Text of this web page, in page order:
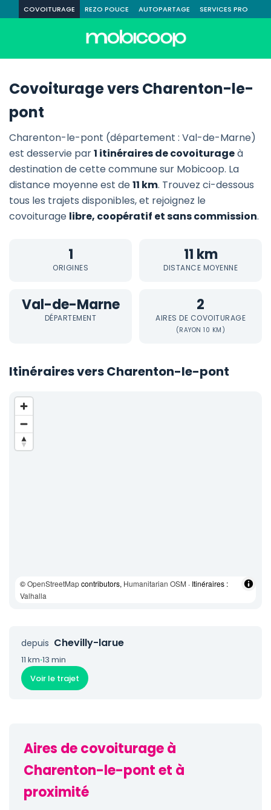
COVOITURAGE REZO POUCE AUTOPARTAGE SERVICES PRO
Covoiturage vers Charenton-le-
pont
Charenton-le-pont (département : Val-de-Marne)
est desservie par1 itinéraires de covoiturageà
destination de cette commune sur Mobicoop. La
distance moyenne est de11 km. Trouvez ci-dessous
tous les trajets disponibles, et rejoignez le
covoiturage libre, coopératif et sans commission.
1
ORIGINES
11 km
DISTANCE MOYENNE
Val-de-Marne
DÉPARTEMENT
2
AIRES DE COVOITURAGE
(RAYON 10 KM)
Itinéraires vers Charenton-le-pont
©OpenStreetMapcontributors, Humanitarian OSM · Itinéraires :
Valhalla
depuis Chevilly-larue
11 km·13 min
Voir le trajet
Aires de covoiturage à
Charenton-le-pont et à
proximité